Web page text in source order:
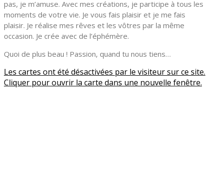
pas, je m’amuse. Avec mes créations, je participe à tous les
moments de votre vie. Je vous fais plaisir et je me fais
plaisir. Je réalise mes rêves et les vôtres par la même
occasion. Je crée avec de l’éphémère.
Quoi de plus beau ! Passion, quand tu nous tiens…
Les cartes ont été désactivées par le visiteur sur ce site.
Cliquer pour ouvrir la carte dans une nouvelle fenêtre.